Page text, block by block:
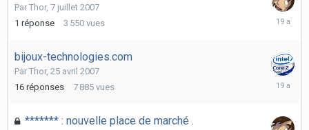
Par Thor, 7 juillet 2007
1 réponse 3 550 vues
bijoux-technologies.com
Par Thor, 25 avril 2007
16 réponses 7 885 vues
23
******* : nouvelle place de marché .